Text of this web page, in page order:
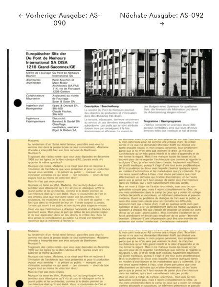
← Vorherige Ausgabe: AS-
090
Nächste Ausgabe: AS-092
→